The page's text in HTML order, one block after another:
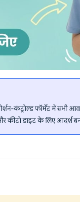
कंट्रोल्ड फॉर्मेट में सभी
कीटो डाइट के लिए आदर्श